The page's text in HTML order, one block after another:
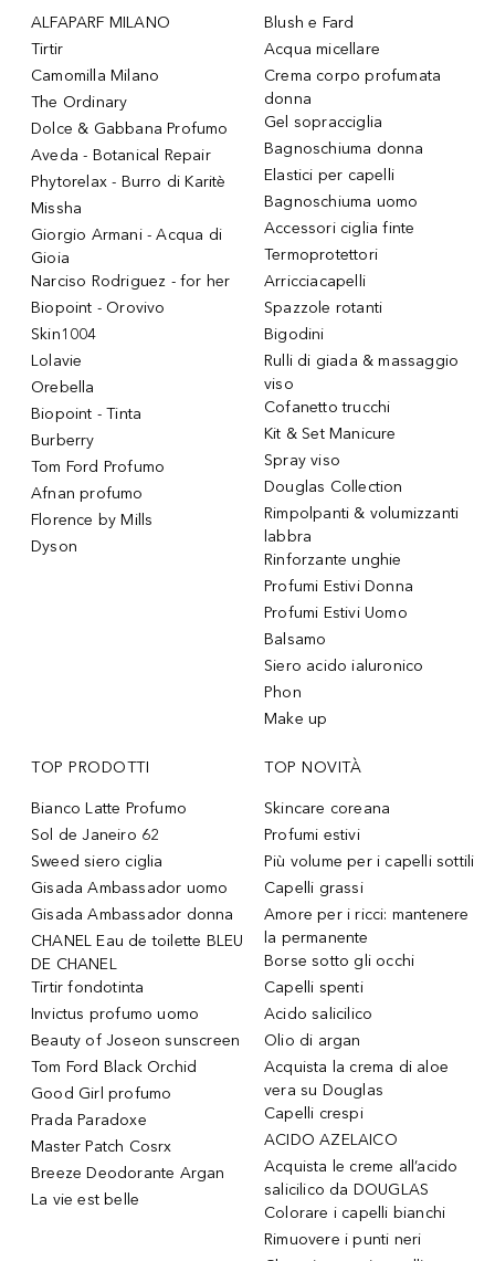
ALFAPARF MILANO
Tirtir
Camomilla Milano
The Ordinary
Dolce & Gabbana Profumo
Aveda - Botanical Repair
Phytorelax - Burro di Karitè
Missha
Giorgio Armani - Acqua di
Gioia
Narciso Rodriguez - for her
Biopoint - Orovivo
Skin1004
Lolavie
Orebella
Biopoint - Tinta
Burberry
Tom Ford Profumo
Afnan profumo
Florence by Mills
Dyson
Blush e Fard
Acqua micellare
Crema corpo profumata
donna
Gel sopracciglia
Bagnoschiuma donna
Elastici per capelli
Bagnoschiuma uomo
Accessori ciglia finte
Termoprotettori
Arricciacapelli
Spazzole rotanti
Bigodini
Rulli di giada & massaggio
viso
Cofanetto trucchi
Kit & Set Manicure
Spray viso
Douglas Collection
Rimpolpanti & volumizzanti
labbra
Rinforzante unghie
Profumi Estivi Donna
Profumi Estivi Uomo
Balsamo
Siero acido ialuronico
Phon
Make up
TOP PRODOTTI
Bianco Latte Profumo
Sol de Janeiro 62
Sweed siero ciglia
Gisada Ambassador uomo
Gisada Ambassador donna
CHANEL Eau de toilette BLEU
DE CHANEL
Tirtir fondotinta
Invictus profumo uomo
Beauty of Joseon sunscreen
Tom Ford Black Orchid
Good Girl profumo
Prada Paradoxe
Master Patch Cosrx
Breeze Deodorante Argan
La vie est belle
TOP NOVITÀ
Skincare coreana
Profumi estivi
Più volume per i capelli sottili
Capelli grassi
Amore per i ricci: mantenere
la permanente
Borse sotto gli occhi
Capelli spenti
Acido salicilico
Olio di argan
Acquista la crema di aloe
vera su Douglas
Capelli crespi
ACIDO AZELAICO
Acquista le creme all’acido
salicilico da DOUGLAS
Colorare i capelli bianchi
Rimuovere i punti neri